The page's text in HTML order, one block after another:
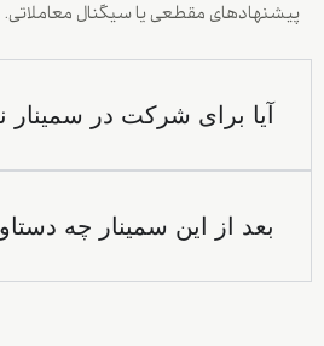
پیشنهادهای مقطعی یا سیگنال معاملاتی.
آیا برای شرکت در سمینار
بعد از این سمینار چه